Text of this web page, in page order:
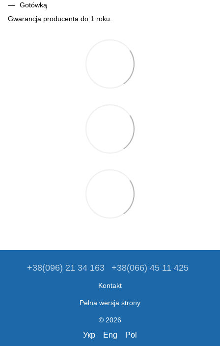
Gotówką
Gwarancja producenta do 1 roku.
+38(096) 21 34 163 +38(066) 45 11 425
Kontakt
Pełna wersja strony
© 2026
Укр Eng Pol